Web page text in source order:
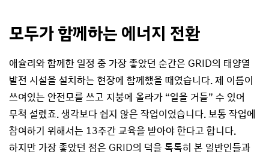
모두가 함께하는 에너지 전환
애슐리와 함께한 일정 중 가장 좋았던 순간은 GRID의 태양열
발전 시설을 설치하는 현장에 함께했을 때였습니다. 제 이름이
쓰여있는 안전모를 쓰고 지붕에 올라가 “일을 거들” 수 있어
무척 설렜죠. 생각보다 쉽지 않은 작업이었습니다. 보통 작업에
참여하기 위해서는 13주간 교육을 받아야 한다고 합니다.
하지만 가장 좋았던 점은 GRID의 덕을 톡톡히 본 일반인들과